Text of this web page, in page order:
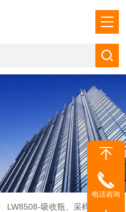
LW8508-吸收瓶、采样瓶洗瓶
电话咨询